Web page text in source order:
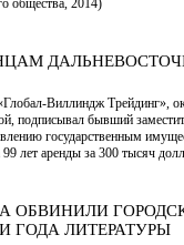
общества, 2014)
Виллиндж Трейдинг»,
подписывал бывший
государственным
лет аренды за 300 тысяч
ОБВИНИЛИ
ГОДА ЛИТЕРАТУРЫ